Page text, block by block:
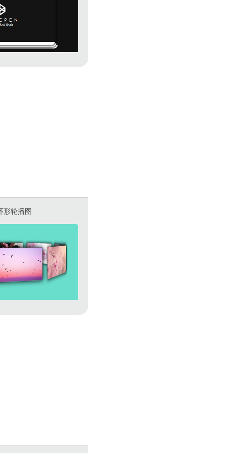
形轮播图